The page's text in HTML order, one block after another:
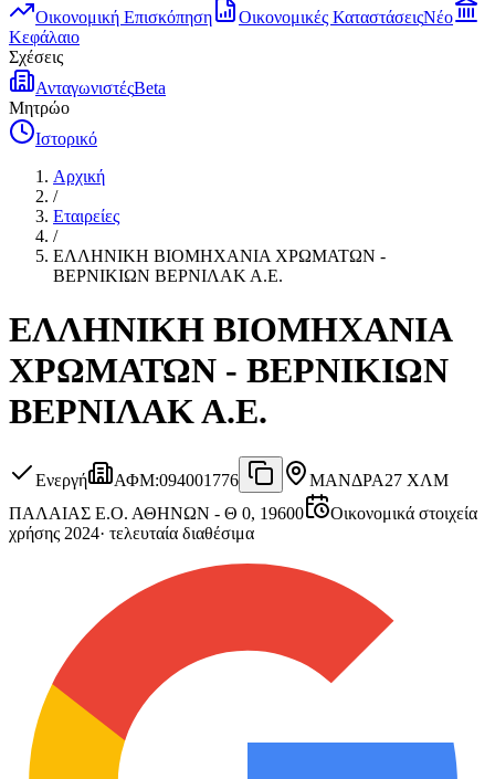
Οικονομική Επισκόπηση
Οικονομικές ΚαταστάσειςΝέο
Κεφάλαιο
Σχέσεις
ΑνταγωνιστέςBeta
Μητρώο
Ιστορικό
Αρχική
/
Εταιρείες
/
ΕΛΛΗΝΙΚΗ ΒΙΟΜΗΧΑΝΙΑ ΧΡΩΜΑΤΩΝ -
ΒΕΡΝΙΚΙΩΝ ΒΕΡΝΙΛΑΚ Α.Ε.
ΕΛΛΗΝΙΚΗ ΒΙΟΜΗΧΑΝΙΑ
ΧΡΩΜΑΤΩΝ - ΒΕΡΝΙΚΙΩΝ
ΒΕΡΝΙΛΑΚ Α.Ε.
Ενεργή ΑΦΜ:094001776 ΜΑΝΔΡΑ27 ΧΛΜ
ΠΑΛΑΙΑΣ Ε.Ο. ΑΘΗΝΩΝ - Θ 0, 19600
Οικονομικά στοιχεία
χρήσης 2024· τελευταία διαθέσιμα